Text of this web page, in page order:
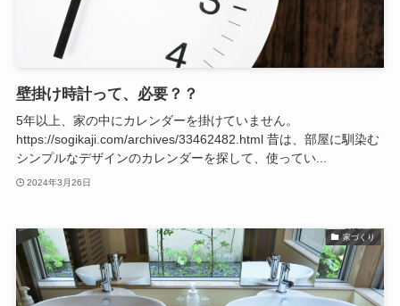
壁掛け時計って、必要？？
5年以上、家の中にカレンダーを掛けていません。
https://sogikaji.com/archives/33462482.html 昔は、部屋に馴染む
シンプルなデザインのカレンダーを探して、使ってい...
2024年3月26日
家づくり